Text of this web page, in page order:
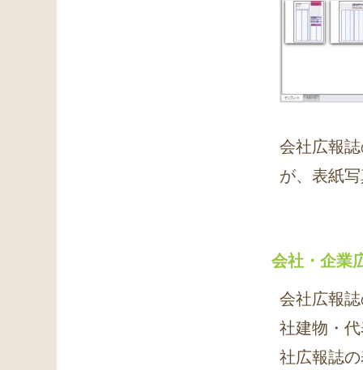
会社広報
が、表紙
会社・企業
会社広報
社建物・
社広報誌